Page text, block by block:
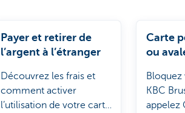
Payer et retirer de
l’argent à l’étranger
Découvrez les frais et
comment activer
l’utilisation de votre carte
Carte
ou
Bloquez
KBC
appelez